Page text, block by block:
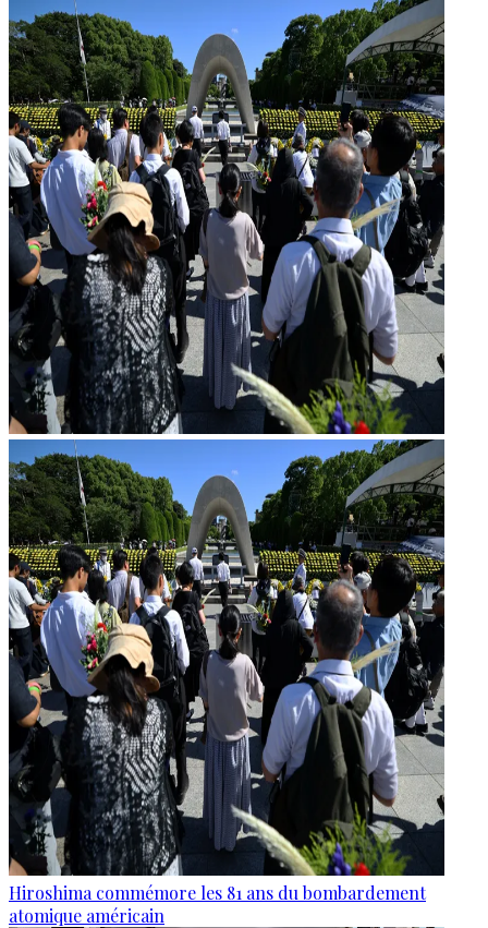
Hiroshima commémore les 81 ans du bombardement
atomique américain